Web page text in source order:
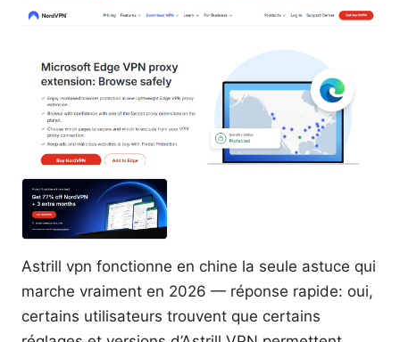
Astrill vpn fonctionne en chine la seule astuce qui
marche vraiment en 2026 — réponse rapide: oui,
certains utilisateurs trouvent que certains